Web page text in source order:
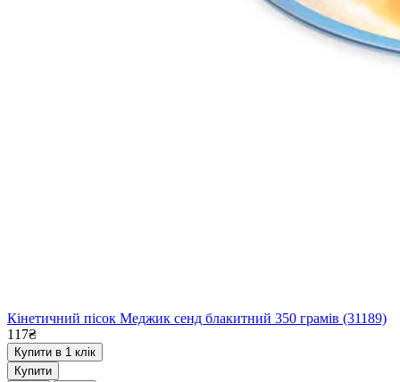
Кінетичний пісок Меджик сенд блакитний 350 грамів (31189)
117₴
Купити в 1 клік
Купити